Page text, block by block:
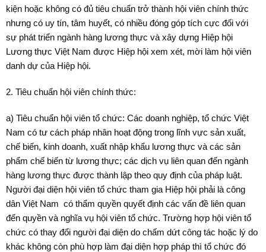
kiện hoặc không có đủ tiêu chuẩn trở thành hội viên chính thức
nhưng có uy tín, tâm huyết, có nhiều đóng góp tích cực đối với
sự phát triển ngành hàng lương thực và xây dựng Hiệp hội
Lương thực Việt Nam được Hiệp hội xem xét, mời làm hội viên
danh dự của Hiệp hội.
2. Tiêu chuẩn hội viên chính thức:
a) Tiêu chuẩn hội viên tổ chức: Các doanh nghiệp, tổ chức Việt
Nam có tư cách pháp nhân hoạt động trong lĩnh vực sản xuất,
chế biến, kinh doanh, xuất nhập khẩu lương thực và các sản
phẩm chế biến từ lương thực; các dịch vụ liên quan đến ngành
hàng lương thực được thành lập theo quy định của pháp luật.
Người đại diện hội viên tổ chức tham gia Hiệp hội phải là công
dân Việt Nam có thẩm quyền quyết định các vấn đề liên quan
đến quyền và nghĩa vụ hội viên tổ chức. Trường hợp hội viên tổ
chức có thay đổi người đại diện do chấm dứt công tác hoặc lý do
khác không còn phù hợp làm đại diện hợp pháp thì tổ chức đó